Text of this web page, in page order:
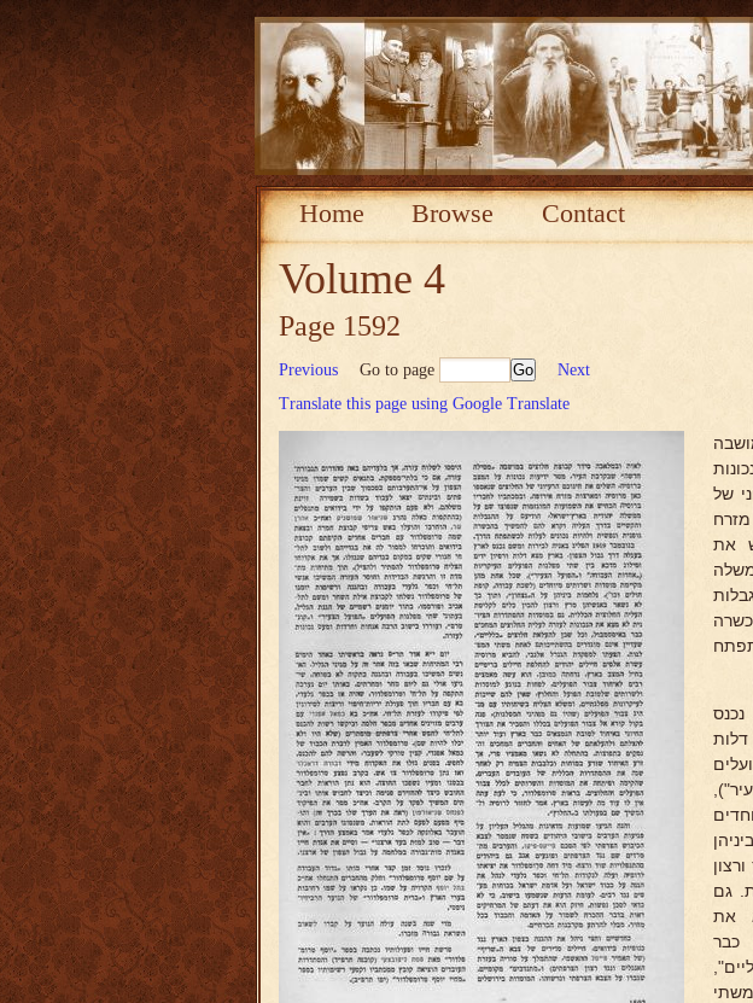
Home Browse Contact
Volume 4
Page 1592
Previous Go to page
Next
Translate this page using Google Translate
של
את
נכנס
גם
את
כבר